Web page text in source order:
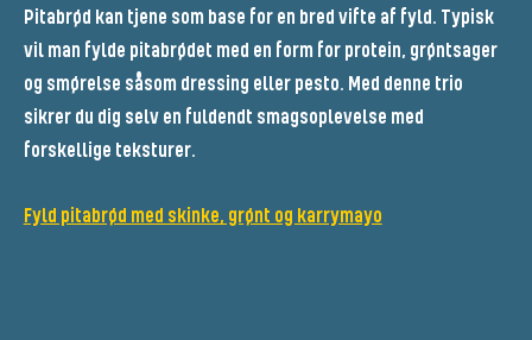
Pitabrød kan tjene som base for en bred vifte af fyld. Typisk
vil man fylde pitabrødet med en form for protein, grøntsager
og smørelse såsom dressing eller pesto. Med denne trio
sikrer du dig selv en fuldendt smagsoplevelse med
forskellige teksturer.
Fyld pitabrød med skinke, grønt og karrymayo